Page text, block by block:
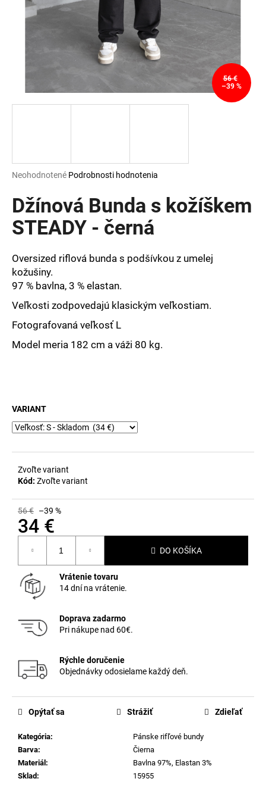
Priemerné
produktu
je
0,0
z
hviezdičiek.
Neohodnotené Podrobnosti hodnotenia
Džínová Bunda s kožíškem
STEADY - černá
Oversized riflová bunda s podšívkou z umelej
kožušiny.
97 % bavlna, 3 % elastan.
Veľkosti zodpovedajú klasickým veľkostiam.
Fotografovaná veľkosť L
Model meria 182 cm a váži 80 kg.
VARIANT
Zvoľte variant
Kód: Zvoľte variant
56 € –39 %
34 €
cena:
DO KOŠÍKA
Vrátenie tovaru
14 dní na vrátenie.
Doprava zadarmo
Pri nákupe nad 60€.
Rýchle doručenie
Objednávky odosielame každý deň.
Kategória:
Pánske rifľové bundy
Barva:
Čierna
Materiál :
Bavlna 97%, Elastan 3%
Sklad : 15955
Opýtať sa Strážiť Zdieľať
56 €
–39 %
d
p
o
ú
č
a
e